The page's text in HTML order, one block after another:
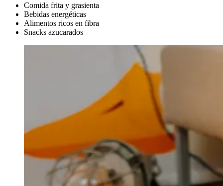
Comida frita y grasienta
Bebidas energéticas
Alimentos ricos en fibra
Snacks azucarados